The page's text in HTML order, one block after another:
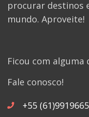
procurar destinos
mundo. Aproveite!
Ficou com alguma
Fale conosco!
+55